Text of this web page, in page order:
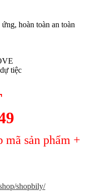
hoàn toàn an toàn
tiệc
mã sản phẩm +
shopbily/